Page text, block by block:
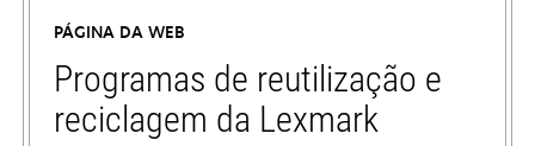
nova
guia
PÁGINA DA WEB
Programas de reutilização e
reciclagem da Lexmark